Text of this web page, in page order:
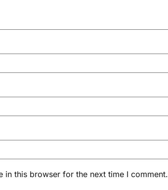
in this browser for the next time I comment.